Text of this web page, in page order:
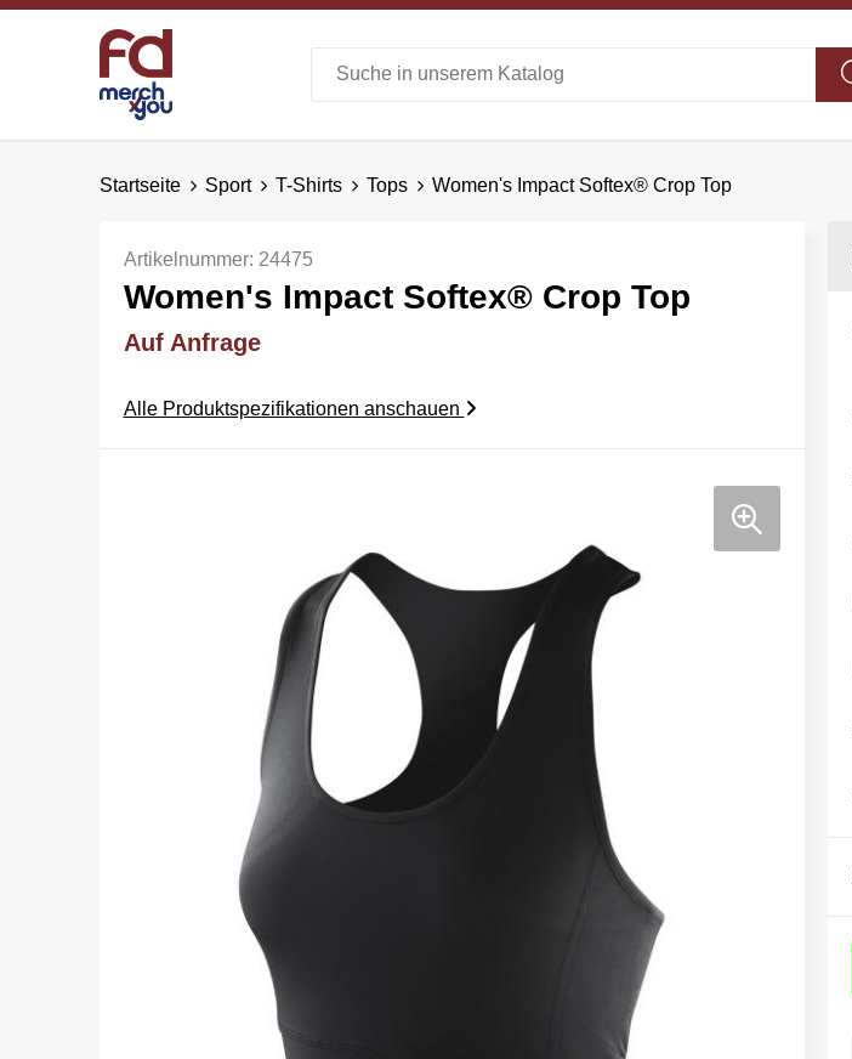
Startseite Sport T-Shirts Tops Women's Impact Softex® Crop Top
Artikelnummer: 24475
Women's Impact Softex® Crop Top
Auf Anfrage
Alle Produktspezifikationen anschauen